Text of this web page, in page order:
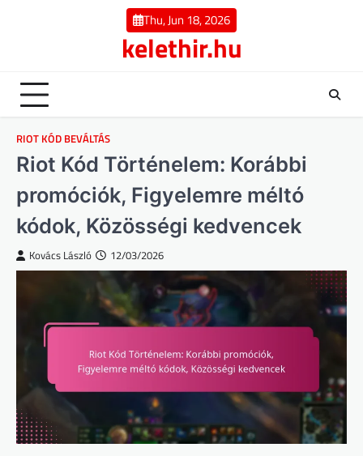
Thu, Jun 18, 2026
kelethir.hu
RIOT KÓD BEVÁLTÁS
Riot Kód Történelem: Korábbi
promóciók, Figyelemre méltó
kódok, Közösségi kedvencek
Kovács László 12/03/2026